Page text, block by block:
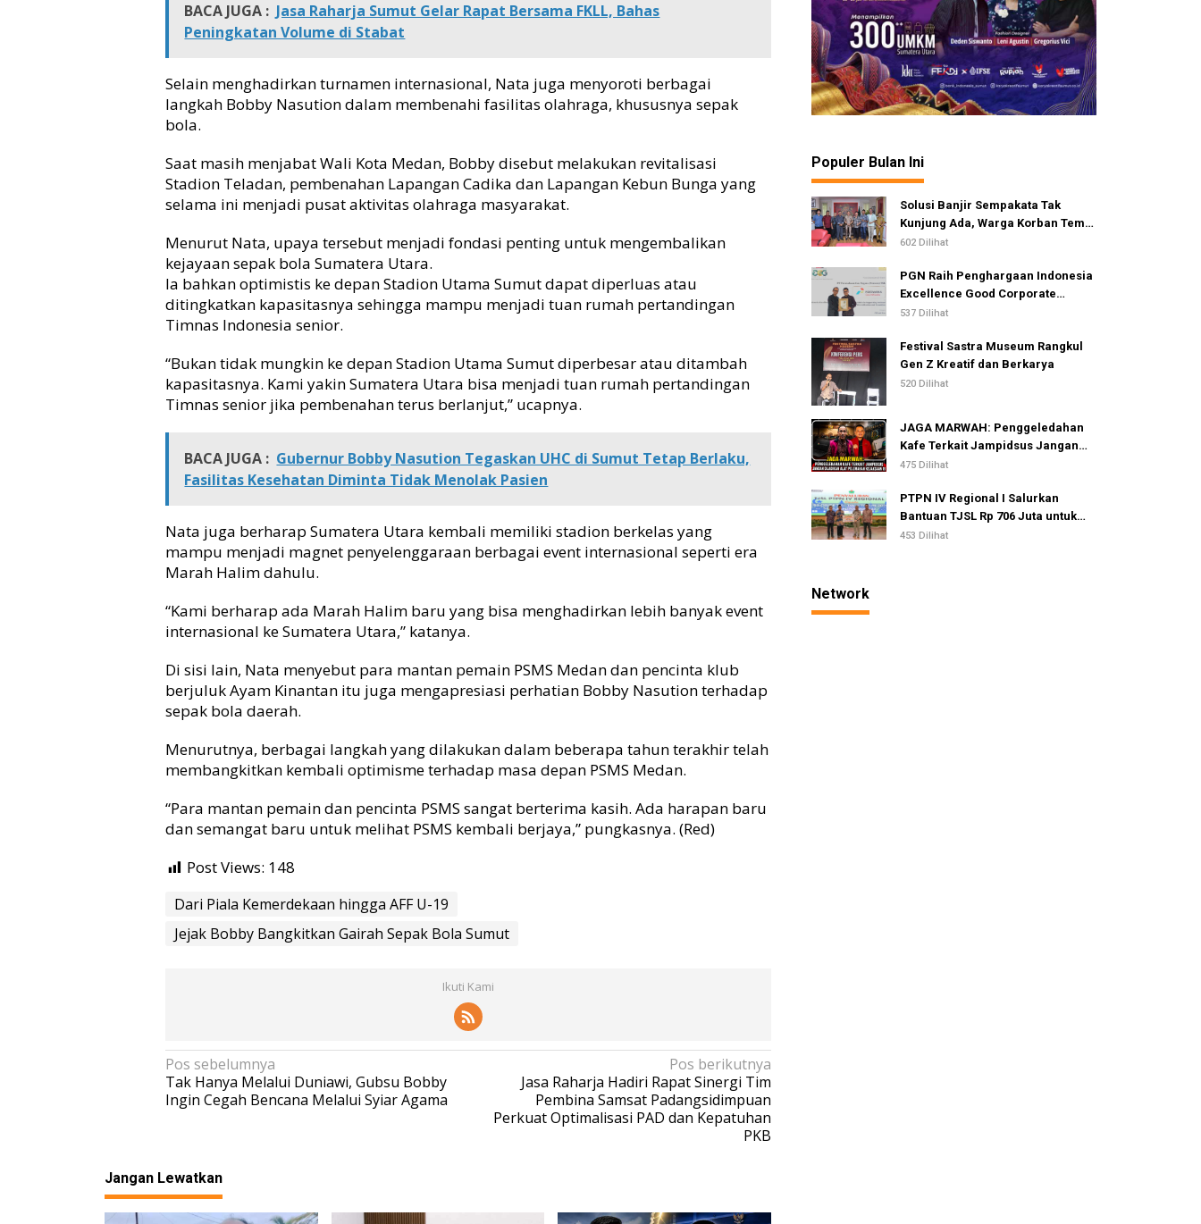
BACA JUGA : Jasa Raharja Sumut Gelar Rapat Bersama FKLL, Bahas
Peningkatan Volume di Stabat
Selain menghadirkan turnamen internasional, Nata juga menyoroti berbagai
langkah Bobby Nasution dalam membenahi fasilitas olahraga, khususnya sepak
bola.
Saat masih menjabat Wali Kota Medan, Bobby disebut melakukan revitalisasi
Stadion Teladan, pembenahan Lapangan Cadika dan Lapangan Kebun Bunga yang
selama ini menjadi pusat aktivitas olahraga masyarakat.
Menurut Nata, upaya tersebut menjadi fondasi penting untuk mengembalikan
kejayaan sepak bola Sumatera Utara.
Ia bahkan optimistis ke depan Stadion Utama Sumut dapat diperluas atau
ditingkatkan kapasitasnya sehingga mampu menjadi tuan rumah pertandingan
Timnas Indonesia senior.
“Bukan tidak mungkin ke depan Stadion Utama Sumut diperbesar atau ditambah
kapasitasnya. Kami yakin Sumatera Utara bisa menjadi tuan rumah pertandingan
Timnas senior jika pembenahan terus berlanjut,” ucapnya.
BACA JUGA : Gubernur Bobby Nasution Tegaskan UHC di Sumut Tetap Berlaku,
Fasilitas Kesehatan Diminta Tidak Menolak Pasien
Nata juga berharap Sumatera Utara kembali memiliki stadion berkelas yang
mampu menjadi magnet penyelenggaraan berbagai event internasional seperti era
Marah Halim dahulu.
“Kami berharap ada Marah Halim baru yang bisa menghadirkan lebih banyak event
internasional ke Sumatera Utara,” katanya.
Di sisi lain, Nata menyebut para mantan pemain PSMS Medan dan pencinta klub
berjuluk Ayam Kinantan itu juga mengapresiasi perhatian Bobby Nasution terhadap
sepak bola daerah.
Menurutnya, berbagai langkah yang dilakukan dalam beberapa tahun terakhir telah
membangkitkan kembali optimisme terhadap masa depan PSMS Medan.
“Para mantan pemain dan pencinta PSMS sangat berterima kasih. Ada harapan baru
dan semangat baru untuk melihat PSMS kembali berjaya,” pungkasnya. (Red)
Post Views: 148
Dari Piala Kemerdekaan hingga AFF U-19
Jejak Bobby Bangkitkan Gairah Sepak Bola Sumut
Ikuti Kami
N
a
a
s
Pos sebelumnya
Tak Hanya Melalui Duniawi, Gubsu Bobby
Ingin Cegah Bencana Melalui Syiar Agama
Pos berikutnya
Jasa Raharja Hadiri Rapat Sinergi Tim
Pembina Samsat Padangsidimpuan
Perkuat Optimalisasi PAD dan Kepatuhan
PKB
Jangan Lewatkan
Populer Bulan Ini
Solusi Banjir Sempakata Tak
Kunjung Ada, Warga Korban Temui
Ketua DPRD Kota Medan
602 Dilihat
PGN Raih Penghargaan Indonesia
Excellence Good Corporate
Governance Awards 2026
537 Dilihat
Festival Sastra Museum Rangkul
Gen Z Kreatif dan Berkarya
520 Dilihat
JAGA MARWAH: Penggeledahan
Kafe Terkait Jampidsus Jangan
Dijadikan Alat Pelemahan
475 Dilihat
PTPN IV Regional I Salurkan
Bantuan TJSL Rp 706 Juta untuk
Pembangunan Sosial
453 Dilihat
Network